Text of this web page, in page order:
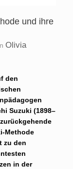
und ihre
Olivia
den
Suzuki (1898–
Methode
zu den
in der